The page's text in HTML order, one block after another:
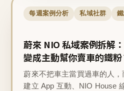
每週案例分析 私域社群
蔚來 NIO 私域案例拆解
變成主動幫你賣車的鐵粉
蔚來不把車主當買過車的人，
建立 App 互動、NIO House